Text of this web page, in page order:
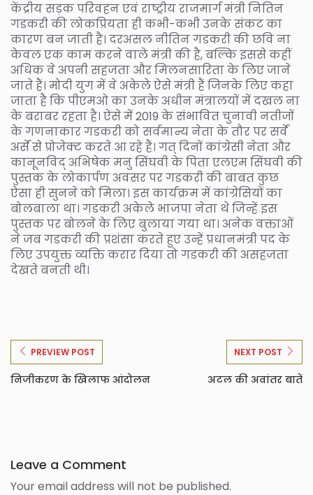
केंद्रीय सड़क परिवहन एवं राष्ट्रीय राजमार्ग मंत्री नितिन
गडकरी की लोकप्रियता ही कभी-कभी उनके संकट का
कारण बन जाती है। दरअसल नीतिन गडकरी की छवि ना
केवल एक काम करने वाले मंत्री की है, बल्कि इससे कहीं
अधिक वे अपनी सहजता और मिलनसारिता के लिए जाने
जाते हैं। मोदी युग में वे अकेले ऐसे मंत्री हैं जिनके लिए कहा
जाता है कि पीएमओ का उनके अधीन मंत्रालयों में दखल ना
के बराबर रहता है। ऐसे में 2019 के संभावित चुनावी नतीजों
के गणनाकार गडकरी को सर्वमान्य नेता के तौर पर सर्वे
अर्से से प्रोजेक्ट करते आ रहे हैं। गत् दिनों कांग्रेसी नेता और
कानूनविद् अभिषेक मनु सिंघवी के पिता एलएम सिंघवी की
पुस्तक के लोकार्पण अवसर पर गडकरी की बाबत कुछ
ऐसा ही सुनने को मिला। इस कार्यक्रम में कांग्रेसियों का
बोलबाला था। गडकरी अकेले भाजपा नेता थे जिन्हें इस
पुस्तक पर बोलने के लिए बुलाया गया था। अनेक वक्ताओं
ने जब गडकरी की प्रशंसा करते हुए उन्हें प्रधानमंत्री पद के
लिए उपयुक्त व्यक्ति करार दिया तो गडकरी की असहजता
देखते बनती थी।
PREVIEW POST
निजीकरण के खिलाफ आंदोलन
NEXT POST
अटल की अवांतर बातें
Leave a Comment
Your email address will not be published.